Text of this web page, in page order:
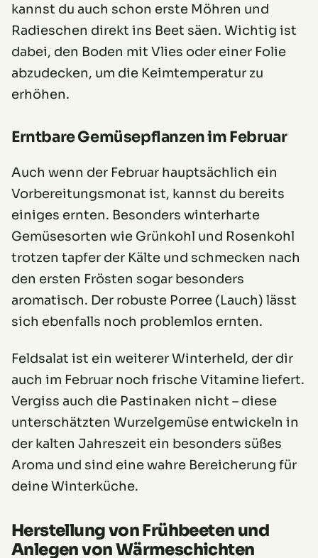
kannst du auch schon erste Möhren und
Radieschen direkt ins Beet säen. Wichtig ist
dabei, den Boden mit Vlies oder einer Folie
abzudecken, um die Keimtemperatur zu
erhöhen.
Erntbare Gemüsepflanzen im Februar
Auch wenn der Februar hauptsächlich ein
Vorbereitungsmonat ist, kannst du bereits
einiges ernten. Besonders winterharte
Gemüsesorten wie Grünkohl und Rosenkohl
trotzen tapfer der Kälte und schmecken nach
den ersten Frösten sogar besonders
aromatisch. Der robuste Porree (Lauch) lässt
sich ebenfalls noch problemlos ernten.
Feldsalat ist ein weiterer Winterheld, der dir
auch im Februar noch frische Vitamine liefert.
Vergiss auch die Pastinaken nicht – diese
unterschätzten Wurzelgemüse entwickeln in
der kalten Jahreszeit ein besonders süßes
Aroma und sind eine wahre Bereicherung für
deine Winterküche.
Herstellung von Frühbeeten und
Anlegen von Wärmeschichten